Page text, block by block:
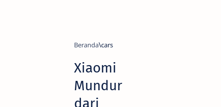
Beranda cars
Xiaomi
Mundur
dari